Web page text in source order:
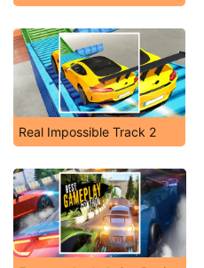
Real Impossible Track 2